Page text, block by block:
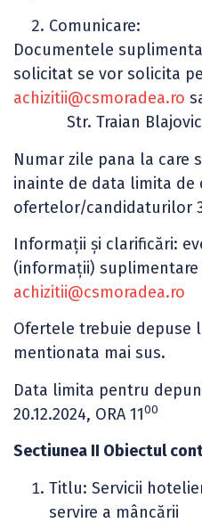
Comunicare:
Documentele
solicitat se vor solicita
achizitii@csmoradea.ro
Str. Traian Blajovici
Numar zile pana la care
inainte de data limita
ofertelor/candidaturilor
Informaţii şi clarificări:
(informaţii)
achizitii@csmoradea.ro
Ofertele trebuie depuse
mentionata mai sus.
Data limita pentru
20.12.2024, ORA 1100
Sectiunea II Obiectul
Titlu: Servicii
servire a mâncării